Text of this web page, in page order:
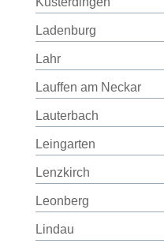
Ladenburg
Lahr
Lauffen am Neckar
Lauterbach
Leingarten
Lenzkirch
Leonberg
Lindau